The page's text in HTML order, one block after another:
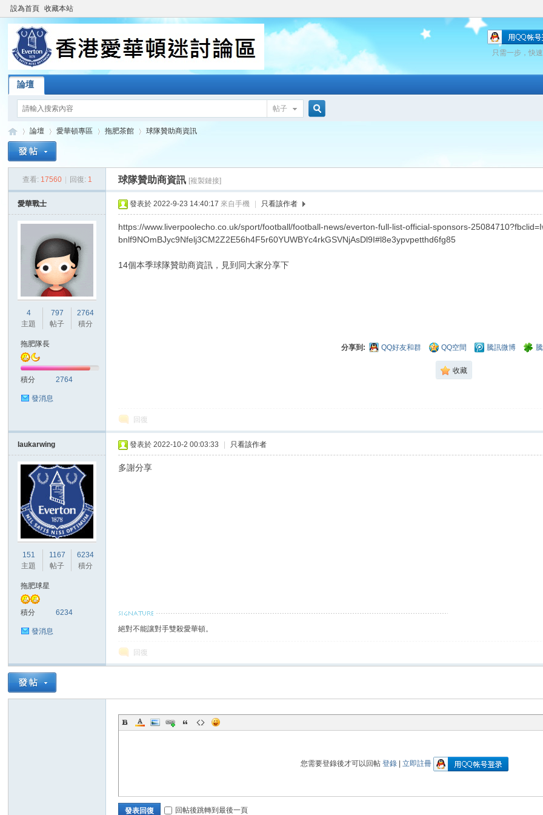
設為首頁 收藏本站
只需一步，快
論壇
帖子
頓
論壇
›
愛華頓專區 拖肥茶館
›
球隊贊助商資訊
查看: 17560 回復: 1 球隊贊助商資訊 [複製鏈接]
愛華戰士
4
主題
797
帖子
2764
積分
拖肥隊長
積分 2764
發消息
發表於 2022-9-23 14:40:17 來自手機 只看該作者
https://www.liverpoolecho.co.uk/sport/football/football-news/everton-full-list-official-sponsors-
bnlf9NOmBJyc9Nfelj3CM2Z2E56h4F5r60YUWBYc4rkGSVNjAsDl9I#l8e3ypvpetthd6fg85
14個本季球隊贊助商資訊，見到同大家分享下
分享到: QQ好友和群 QQ空間 騰訊微博
收藏
回復
laukarwing
151
主題
1167
帖子
6234
積分
拖肥球星
積分 6234
發消息
發表於 2022-10-2 00:03:33 只看該作者
多謝分享
絕對不能讓對手雙殺愛華頓。
回復
您需要登錄後才可以回帖 登錄| 立即註冊
發表回復 回帖後跳轉到最後一頁